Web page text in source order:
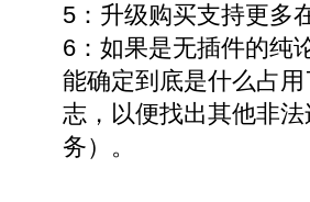
5：升级购买支持更多
6：如果是无插件的纯
能确定到底是什么占
志，以便找出其他非
务）。